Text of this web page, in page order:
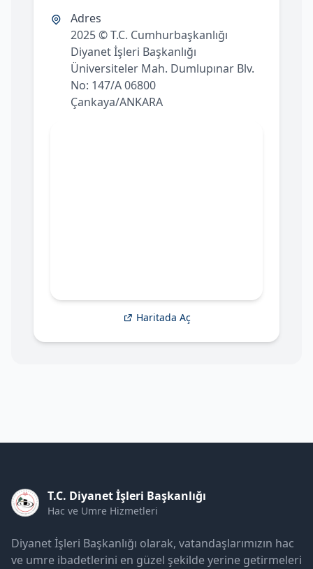
Adres
2025 © T.C. Cumhurbaşkanlığı
Diyanet İşleri Başkanlığı
Üniversiteler Mah. Dumlupınar Blv.
No: 147/A 06800
Çankaya/ANKARA
Haritada Aç
T.C. Diyanet İşleri Başkanlığı
Hac ve Umre Hizmetleri
Diyanet İşleri Başkanlığı olarak, vatandaşlarımızın hac
ve umre ibadetlerini en güzel şekilde yerine getirmeleri